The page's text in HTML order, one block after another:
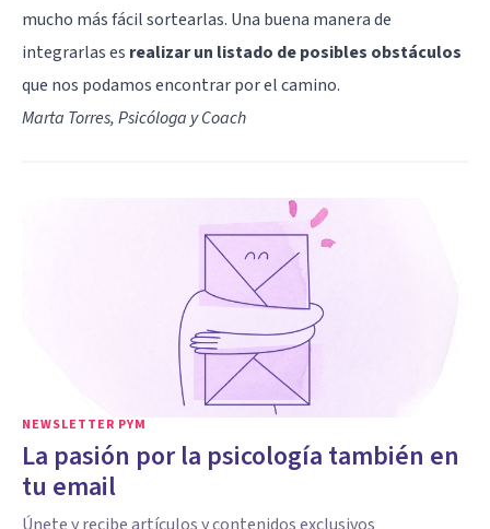
mucho más fácil sortearlas. Una buena manera de
integrarlas es realizar un listado de posibles obstáculos
que nos podamos encontrar por el camino.
Marta Torres, Psicóloga y Coach
NEWSLETTER PYM
La pasión por la psicología también en
tu email